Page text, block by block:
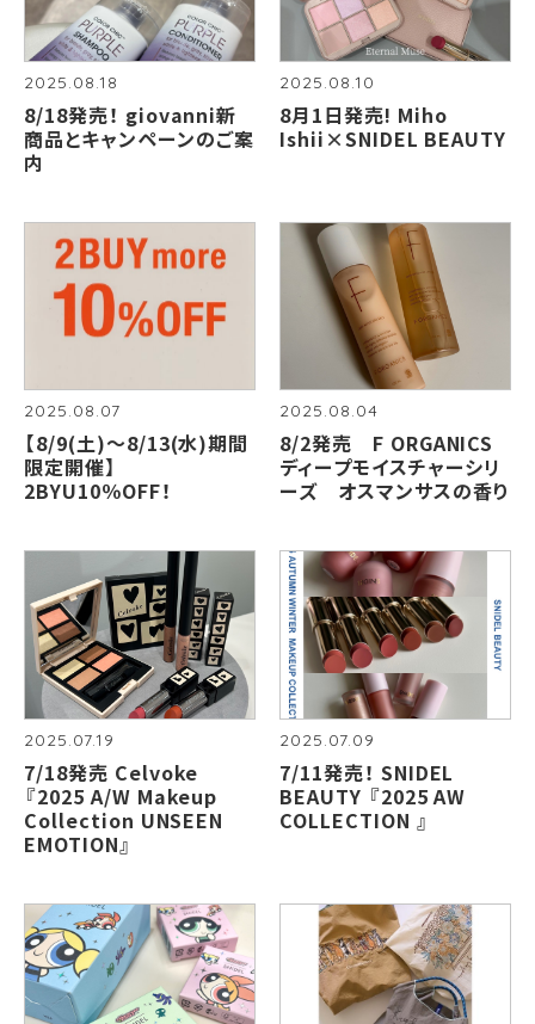
2025.08.18
8/18発売！ giovanni新
商品とキャンペーンのご案
内
2025.08.10
8月1日発売! Miho
Ishii×SNIDEL BEAUTY
2025.08.07
【8/9(土)〜8/13(水)期間
限定開催】
2BYU10％OFF！
2025.08.04
8/2発売 F ORGANICS
ディープモイスチャーシリ
ーズ オスマンサスの香り
2025.07.19
7/18発売 Celvoke
『2025 A/W Makeup
Collection UNSEEN
EMOTION』
2025.07.09
7/11発売！ SNIDEL
BEAUTY 『2025 AW
COLLECTION 』